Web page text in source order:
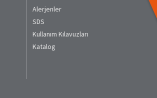
Alerjenler
SDS
Kullanım Kılavuzları​
Katalog